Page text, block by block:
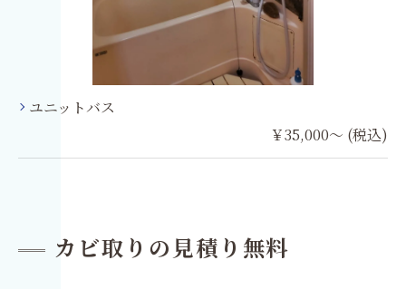
ユニットバス
￥35,000～ (税込)
カビ取りの見積り無料